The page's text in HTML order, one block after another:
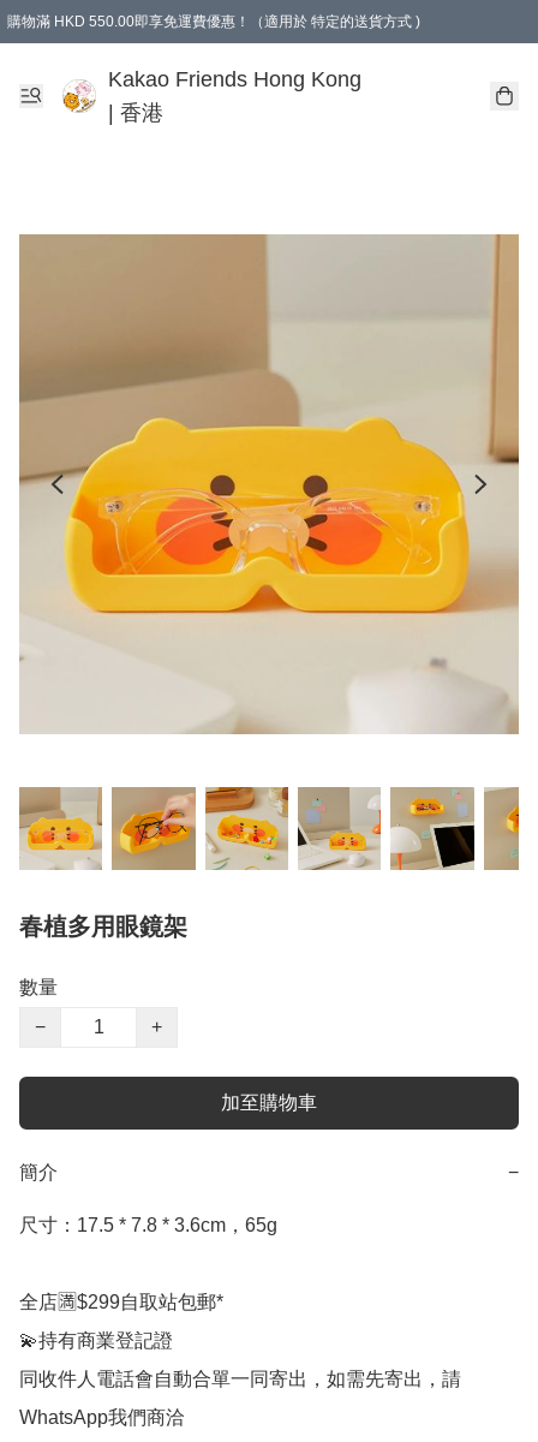
購物滿 HKD 550.00即享免運費優惠！（適用於 特定的送貨方式 )
Kakao Friends Hong Kong
| 香港
春植多用眼鏡架
數量
−
+
加至購物車
簡介 −
尺寸：17.5 * 7.8 * 3.6cm，65g
全店🈵$299自取站包郵*
💫持有商業登記證
同收件人電話會自動合單一同寄出，如需先寄出，請
WhatsApp我們商洽